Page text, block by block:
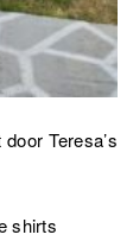
Teresa’s
shirts